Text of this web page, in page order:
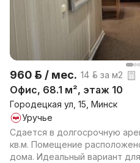
960 р. / мес. 14 р. за м2
Офис, 68.1 м², этаж 10
Городецкая ул, 15, Минск
Уручье
Сдается в долгосрочную
кв.м. Помещение
дома. Идеальный вариант